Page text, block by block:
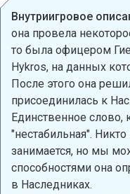
Внутриигровое
она провела
то была офицером
Hykros, на данных
После этого она
присоединилась к
Единственное
"нестабильная".
занимается, но мы
способностями она
в Наследниках.